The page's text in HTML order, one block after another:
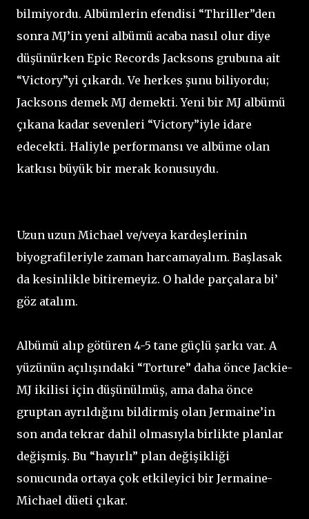
bilmiyordu. Albümlerin efendisi “Thriller”den
sonra MJ’in yeni albümü acaba nasıl olur diye
düşünürken Epic Records Jacksons grubuna ait
“Victory”yi çıkardı. Ve herkes şunu biliyordu;
Jacksons demek MJ demekti. Yeni bir MJ albümü
çıkana kadar sevenleri “Victory”iyle idare
edecekti. Haliyle performansı ve albüme olan
katkısı büyük bir merak konusuydu.
Uzun uzun Michael ve/veya kardeşlerinin
biyografileriyle zaman harcamayalım. Başlasak
da kesinlikle bitiremeyiz. O halde parçalara bi’
göz atalım.
Albümü alıp götüren 4-5 tane güçlü şarkı var. A
yüzünün açılışındaki “Torture” daha önce Jackie-
MJ ikilisi için düşünülmüş, ama daha önce
gruptan ayrıldığını bildirmiş olan Jermaine’in
son anda tekrar dahil olmasıyla birlikte planlar
değişmiş. Bu “hayırlı” plan değişikliği
sonucunda ortaya çok etkileyici bir Jermaine-
Michael düeti çıkar.